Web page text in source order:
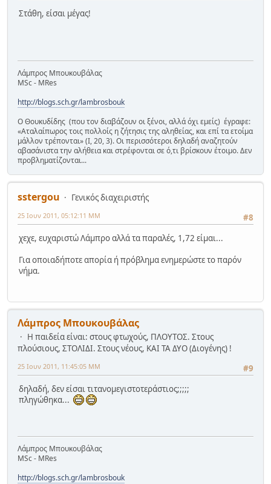
Στάθη, είσαι μέγας!
Λάμπρος Μπουκουβάλας
MSc - MRes
http://blogs.sch.gr/lambrosbouk
Ο Θουκυδίδης (που τον διαβάζουν οι ξένοι, αλλά όχι εμείς) έγραφε:
«Αταλαίπωρος τοις πολλοίς η ζήτησις της αληθείας, και επί τα ετοίμα
μάλλον τρέπονται» (Ι, 20, 3). Οι περισσότεροι δηλαδή αναζητούν
αβασάνιστα την αλήθεια και στρέφονται σε ό,τι βρίσκουν έτοιμο. Δεν
προβληματίζονται...
sstergou
Γενικός διαχειριστής
#8
25 Ιουν 2011, 05:12:11 ΜΜ
χεχε, ευχαριστώ Λάμπρο αλλά τα παραλές, 1,72 είμαι...
Για οποιαδήποτε απορία ή πρόβλημα ενημερώστε το παρόν
νήμα.
Λάμπρος Μπουκουβάλας
Η παιδεία είναι: στους φτωχούς, ΠΛΟΥΤΟΣ. Στους
πλούσιους, ΣΤΟΛΙΔΙ. Στους νέους, ΚΑΙ ΤΑ ΔΥΟ (Διογένης) !
#9
25 Ιουν 2011, 11:45:05 ΜΜ
δηλαδή, δεν είσαι τιτανομεγιστοτεράστιος;;;;;
πληγώθηκα...
Λάμπρος Μπουκουβάλας
MSc - MRes
http://blogs.sch.gr/lambrosbouk